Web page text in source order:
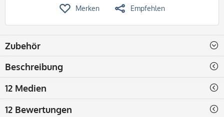
Merken Empfehlen
Zubehör
Beschreibung
12 Medien
12 Bewertungen